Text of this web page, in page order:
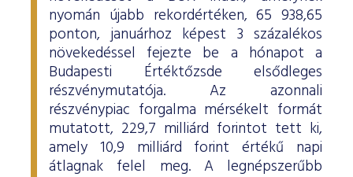
nyomán újabb rekordértéken, 65 938,65
ponton, januárhoz képest 3 százalékos
növekedéssel fejezte be a hónapot a
Budapesti Értéktőzsde elsődleges
részvénymutatója. Az azonnali
részvénypiac forgalma mérsékelt formát
mutatott, 229,7 milliárd forintot tett ki,
amely 10,9 milliárd forint értékű napi
átlagnak felel meg. A legnépszerűbb